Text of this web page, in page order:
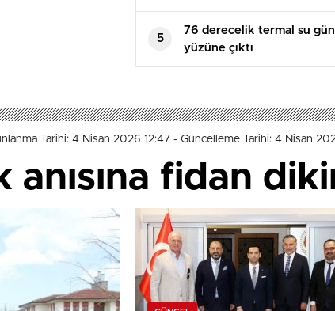
5
76 derecelik termal su gün
yüzüne çıktı
Tarihi: 4 Nisan 2026 12:47 - Güncelleme Tarihi: 4 Nisan
fidan